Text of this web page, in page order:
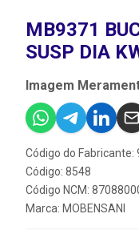
MB9371
SUSP DIA
Imagem
Código do Fabricante:
Código: 8548
Código NCM:
Marca: MOBENSANI